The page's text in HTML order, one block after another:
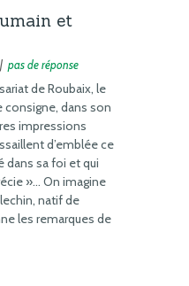
et
| pas de réponse
de Roubaix, le
dans son
impressions
d’emblée ce
dans sa foi et qui
»… On imagine
natif de
les remarques de